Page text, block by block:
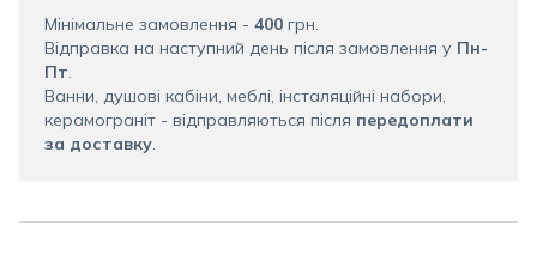
Мінімальне замовлення - 400 грн.
Відправка на наступний день після замовлення у Пн-
Пт.
Ванни, душові кабіни, меблі, інсталяційні набори,
керамограніт - відправляються після передоплати
за доставку.